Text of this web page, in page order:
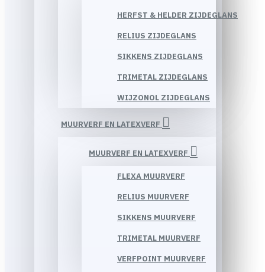
HERFST & HELDER ZIJDEGLANS
RELIUS ZIJDEGLANS
SIKKENS ZIJDEGLANS
TRIMETAL ZIJDEGLANS
WIJZONOL ZIJDEGLANS
MUURVERF EN LATEXVERF
MUURVERF EN LATEXVERF
FLEXA MUURVERF
RELIUS MUURVERF
SIKKENS MUURVERF
TRIMETAL MUURVERF
VERFPOINT MUURVERF